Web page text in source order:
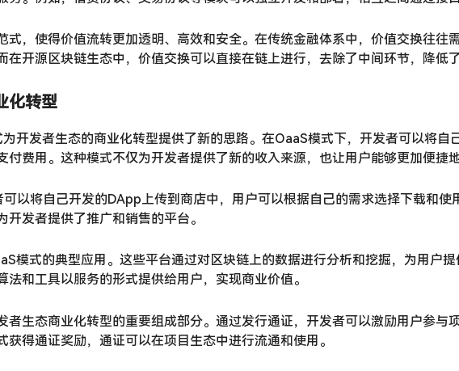
式，使得价值流转更加透明、高效和安全。在传统金融体系中，价值交换往往
在开源区块链生态中，价值交换可以直接在链上进行，去除了中间环节，降低
化转型
开发者生态的商业化转型提供了新的思路。在OaaS模式下，开发者可以将自
付费用。这种模式不仅为开发者提供了新的收入来源，也让用户能够更加便捷
以将自己开发的DApp上传到商店中，用户可以根据自己的需求选择下载和
发者提供了推广和销售的平台。
模式的典型应用。这些平台通过对区块链上的数据进行分析和挖掘，为用户
法和工具以服务的形式提供给用户，实现商业价值。
者生态商业化转型的重要组成部分。通过发行通证，开发者可以激励用户参与
获得通证奖励，通证可以在项目生态中进行流通和使用。